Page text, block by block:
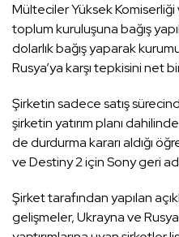
Mülteciler Yüksek Komiserliği
toplum kuruluşuna bağış
dolarlık bağış yaparak
Rusya’ya karşı tepkisini net
Şirketin sadece satış
şirketin yatırım planı
de durdurma kararı aldığı
ve Destiny 2 için Sony geri
Şirket tarafından yapılan
gelişmeler, Ukrayna ve Rusya